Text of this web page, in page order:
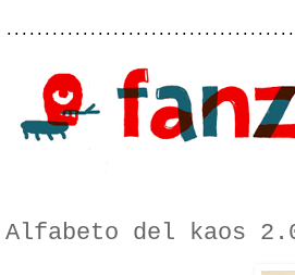
Alfabeto del kaos